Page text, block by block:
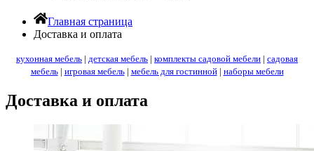
Главная страница
Доставка и оплата
кухонная мебель | детская мебель | комплекты садовой мебели | садовая
мебель| игровая мебель| мебель для гостинной| наборы мебели
Доставка и оплата